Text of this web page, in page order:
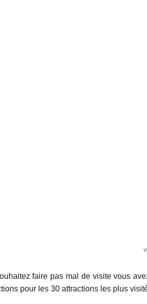
faire pas mal de visite vous
pour les 30 attractions les plus